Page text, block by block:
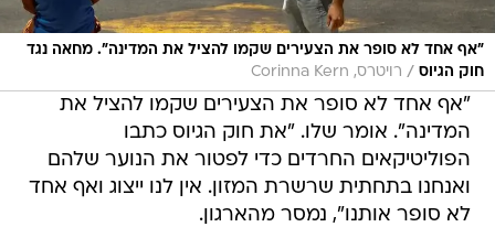
״אף אחד לא סופר את הצעירים שקמו להציל את המדינה״. מחאה נגד
חוק הגיוס / רויטרס, Corinna Kern
"אף אחד לא סופר את הצעירים שקמו להציל את
המדינה". אומר שלו. "את חוק הגיוס כתבו
הפוליטיקאים החרדים כדי לפטור את הנוער שלהם
ואנחנו בתחתית שרשרת המזון. אין לנו ייצוג ואף אחד
לא סופר אותנו", נמסר מהארגון.